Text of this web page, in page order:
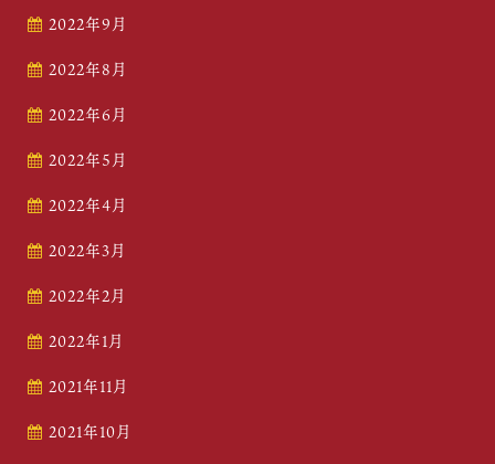
2022年9月
2022年8月
2022年6月
2022年5月
2022年4月
2022年3月
2022年2月
2022年1月
2021年11月
2021年10月